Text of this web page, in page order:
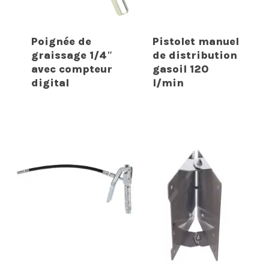
Poignée de
graissage 1/4″
avec compteur
digital
Pistolet manuel
de distribution
gasoil 120
l/min